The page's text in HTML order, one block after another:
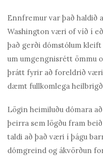
Ennfremur var það haldið
Washington væri of víð í
það gerði dómstólum
um umgengnisrétt ömmu
þrátt fyrir að foreldrið
dæmt fullkomlega
Lögin heimiluðu dómara
þeirra sem lögðu fram
taldi að það væri í þágu
dómgreind og ákvörðun